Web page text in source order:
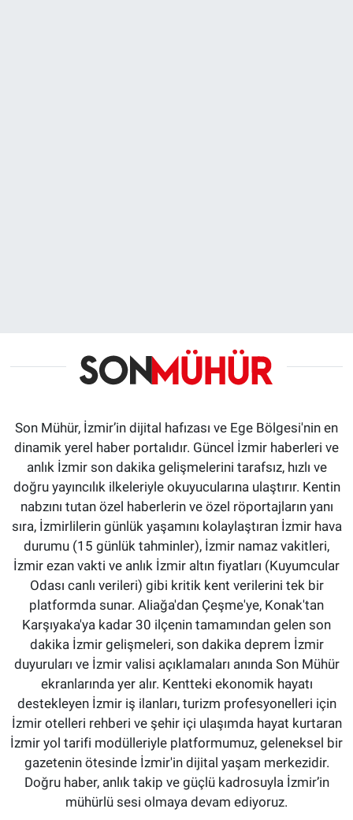
Son Mühür, İzmir’in dijital hafızası ve Ege Bölgesi'nin en
dinamik yerel haber portalıdır. Güncel İzmir haberleri ve
anlık İzmir son dakika gelişmelerini tarafsız, hızlı ve
doğru yayıncılık ilkeleriyle okuyucularına ulaştırır. Kentin
nabzını tutan özel haberlerin ve özel röportajların yanı
sıra, İzmirlilerin günlük yaşamını kolaylaştıran İzmir hava
durumu (15 günlük tahminler), İzmir namaz vakitleri,
İzmir ezan vakti ve anlık İzmir altın fiyatları (Kuyumcular
Odası canlı verileri) gibi kritik kent verilerini tek bir
platformda sunar. Aliağa'dan Çeşme'ye, Konak'tan
Karşıyaka'ya kadar 30 ilçenin tamamından gelen son
dakika İzmir gelişmeleri, son dakika deprem İzmir
duyuruları ve İzmir valisi açıklamaları anında Son Mühür
ekranlarında yer alır. Kentteki ekonomik hayatı
destekleyen İzmir iş ilanları, turizm profesyonelleri için
İzmir otelleri rehberi ve şehir içi ulaşımda hayat kurtaran
İzmir yol tarifi modülleriyle platformumuz, geleneksel bir
gazetenin ötesinde İzmir'in dijital yaşam merkezidir.
Doğru haber, anlık takip ve güçlü kadrosuyla İzmir’in
mühürlü sesi olmaya devam ediyoruz.